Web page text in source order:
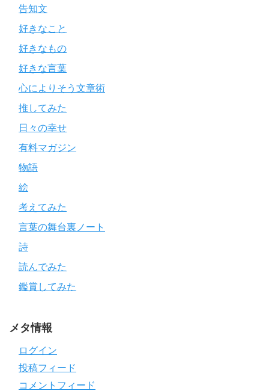
告知文
好きなこと
好きなもの
好きな言葉
心によりそう文章術
推してみた
日々の幸せ
有料マガジン
物語
絵
考えてみた
言葉の舞台裏ノート
詩
読んでみた
鑑賞してみた
メタ情報
ログイン
投稿フィード
コメントフィード